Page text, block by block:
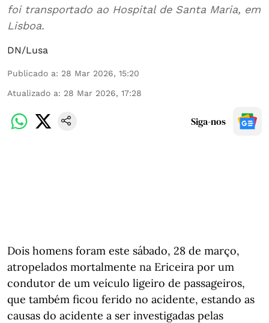
foi transportado ao Hospital de Santa Maria, em
Lisboa.
DN/Lusa
Publicado a: 28 Mar 2026, 15:20
Atualizado a: 28 Mar 2026, 17:28
Siga-nos
Dois homens foram este sábado, 28 de março,
atropelados mortalmente na Ericeira por um
condutor de um veículo ligeiro de passageiros,
que também ficou ferido no acidente, estando as
causas do acidente a ser investigadas pelas